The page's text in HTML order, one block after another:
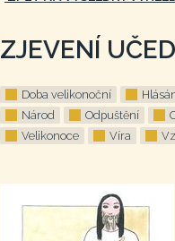
ZJEVENÍ
Doba velikonoční
Národ
Odpuštění
Velikonoce
Víra